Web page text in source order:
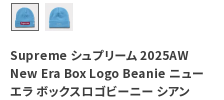
Tシャツ・ロングスリーブ
パーカー・トレーナー
キャップ・ハット
ニット帽・ビーニー
Supreme シュプリーム 2025AW
New Era Box Logo Beanie ニュー
エラ ボックスロゴビーニー シアン